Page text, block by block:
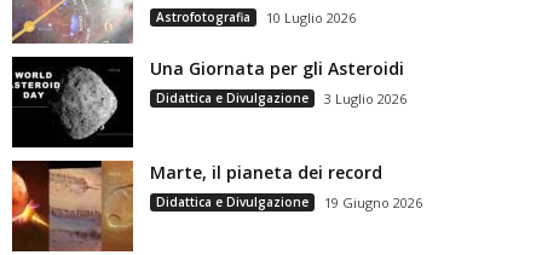
Astrofotografia 10 Luglio 2026
Una Giornata per gli Asteroidi
Didattica e Divulgazione 3 Luglio 2026
Marte, il pianeta dei record
Didattica e Divulgazione 19 Giugno 2026